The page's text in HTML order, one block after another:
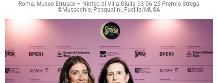
Roma, Museo Etrusco – Ninfeo di Villa Giulia 03 06 25 Premio Strega
©Musacchio, Pasqualini, Fucilla/MUSA